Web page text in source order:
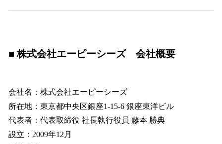
■ 株式会社エーピーシーズ 会社概要
会社名：株式会社エーピーシーズ
所在地：東京都中央区銀座1-15-6 銀座東洋ビル
代表者：代表取締役 社長執行役員 藤本 勝典
設立：2009年12月